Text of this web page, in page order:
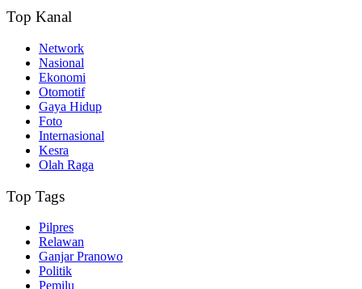
Top Kanal
Network
Nasional
Ekonomi
Otomotif
Gaya Hidup
Foto
Internasional
Kesra
Olah Raga
Top Tags
Pilpres
Relawan
Ganjar Pranowo
Politik
Pemilu